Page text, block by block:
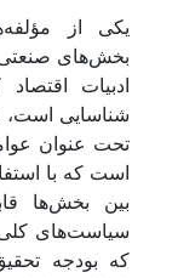
یکی از
بخش‌های
ادبیات
شناسایی
تحت عنوان
است که با
بین بخش‌ها
سیاست‌های